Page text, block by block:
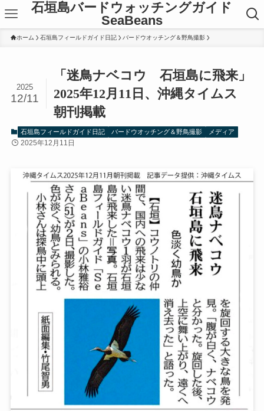
石垣島バードウォッチングガイド
SeaBeans
ホーム 石垣島フィールドガイド日記 バードウオッチング＆野鳥撮影
「迷鳥ナベコウ 石垣島に飛来」
2025年12月11日、沖縄タイムス
朝刊掲載
2025
12/11
石垣島フィールドガイド日記 バードウオッチング＆野鳥撮影 メディア
2025年12月11日